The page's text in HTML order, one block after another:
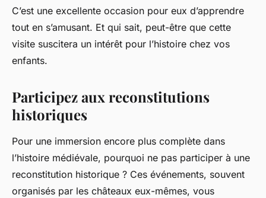
C’est une excellente occasion pour eux d’apprendre
tout en s’amusant. Et qui sait, peut-être que cette
visite suscitera un intérêt pour l’histoire chez vos
enfants.
Participez aux reconstitutions
historiques
Pour une immersion encore plus complète dans
l’histoire médiévale, pourquoi ne pas participer à une
reconstitution historique ? Ces événements, souvent
organisés par les châteaux eux-mêmes, vous